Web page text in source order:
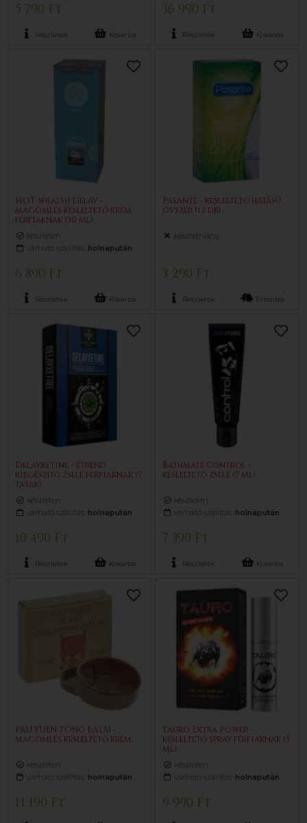
5 790 Ft
Részletek Kosárba
36 990 Ft
Részletek Kosárba
HOT Shiatsu Delay -
magömlés késleltető krém
férfiaknak (30 ml)
készleten
várható szállítás: holnapután
6 890 Ft
Részletek Kosárba
Pasante - késleltető hatású
óvszer (12 db)
készlethiány
3 290 Ft
Részletek Értesítés
Delayxetine - étrend
kiegészítő zselé férfiaknak (7
tasak)
készleten
várható szállítás: holnapután
10 490 Ft
Részletek Kosárba
Bathmate Control -
késleltető zselé (7 ml)
készleten
várható szállítás: holnapután
7 390 Ft
Részletek Kosárba
PAU YUEN TONG BALM -
magömlés késleltető krém
készleten
várható szállítás: holnapután
11 190 Ft
Tauro Extra Power -
késleltető spray férfiaknak (5
ml)
készleten
várható szállítás: holnapután
9 990 Ft